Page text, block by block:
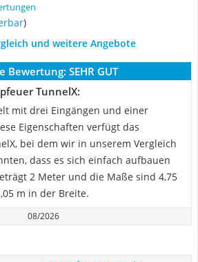
)
und weitere Angebote
Bewertung: SEHR GUT
TunnelX:
mit drei Eingängen und einer
Eigenschaften verfügt das
bei dem wir in unserem Vergleich
dass es sich einfach aufbauen
2 Meter und die Maße sind 4,75
m in der Breite.
08/2026